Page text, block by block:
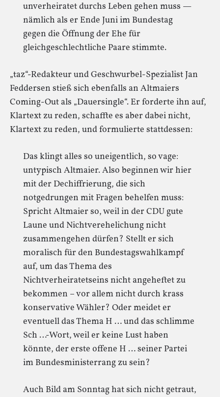
unverheiratet durchs Leben gehen muss —
nämlich als er Ende Juni im Bundestag
gegen die Öffnung der Ehe für
gleichgeschlechtliche Paare stimmte.
„taz“-Redakteur und Geschwurbel-Spezialist Jan
Feddersen stieß sich ebenfalls an Altmaiers
Coming-Out als „Dauersingle“. Er forderte ihn auf,
Klartext zu reden, schaffte es aber dabei nicht,
Klartext zu reden, und formulierte stattdessen:
Das klingt alles so uneigentlich, so vage:
untypisch Altmaier. Also beginnen wir hier
mit der Dechiffrierung, die sich
notgedrungen mit Fragen behelfen muss:
Spricht Altmaier so, weil in der CDU gute
Laune und Nichtverehelichung nicht
zusammengehen dürfen? Stellt er sich
moralisch für den Bundestagswahlkampf
auf, um das Thema des
Nichtverheiratetseins nicht angeheftet zu
bekommen – vor allem nicht durch krass
konservative Wähler? Oder meidet er
eventuell das Thema H … und das schlimme
Sch …-Wort, weil er keine Lust haben
könnte, der erste offene H … seiner Partei
im Bundesministerrang zu sein?
Auch Bild am Sonntag hat sich nicht getraut,